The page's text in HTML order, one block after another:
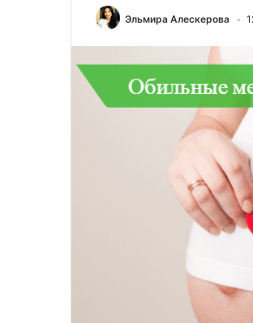
Эльмира Алескерова